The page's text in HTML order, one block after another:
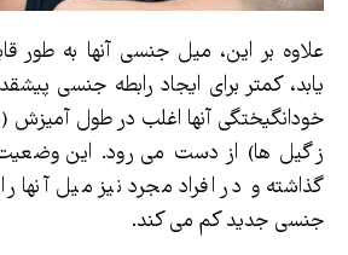
علاوه بر این، میل جنسی آنها به
یابد، کمتر برای ایجاد رابطه جنسی
خودانگیختگی آنها اغلب در طول آمیزش
زگیل ها) از دست می رود. این وضعیت بر
گذاشته و در افراد مجرد نیز میل آنها
جنسی جدید کم می کند.